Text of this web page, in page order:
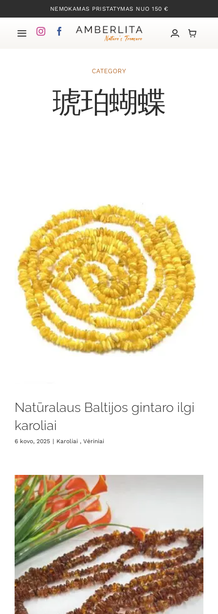
to
content
NEMOKAMAS PRISTATYMAS NUO 150 €
Toggle
Mūsų kolekcijos
CATEGORY
琥珀蝴蝶
Natūralaus Baltijos gintaro ilgi
karoliai
6 kovo, 2025 | Karoliai , Vėriniai